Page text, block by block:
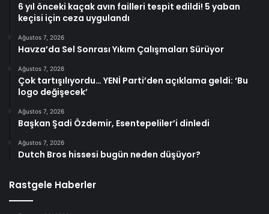
6 yıl önceki kaçak avın failleri tespit edildi! 5 yaban
keçisi için ceza uygulandı
Ağustos 7, 2026
Havza’da Sel Sonrası Yıkım Çalışmaları Sürüyor
Ağustos 7, 2026
Çok tartışılıyordu… YENİ Parti’den açıklama geldi: ‘Bu
logo değişecek’
Ağustos 7, 2026
Başkan Şadi Özdemir, Esentepeliler’i dinledi
Ağustos 7, 2026
Dutch Bros hissesi bugün neden düşüyor?
Rastgele Haberler